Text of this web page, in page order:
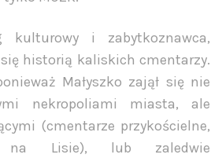
kulturowy i zabytkoznawca,
historią kaliskich cmentarzy.
Małyszko zajął się nie
nekropoliami miasta, ale
(cmentarze przykościelne,
na Lisie), lub zaledwie